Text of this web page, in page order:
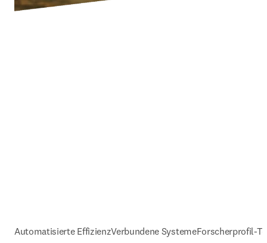
Automatisierte EffizienzVerbundene SystemeForscherprofil-